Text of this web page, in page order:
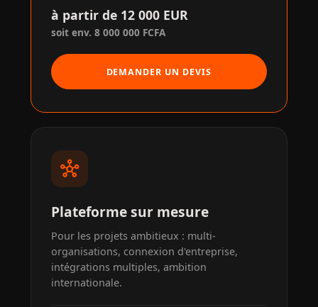
à partir de 12 000 EUR
soit env. 8 000 000 FCFA
DEMANDER UN DEVIS
hub
Plateforme sur mesure
Pour les projets ambitieux : multi-
organisations, connexion d'entreprise,
intégrations multiples, ambition
internationale.